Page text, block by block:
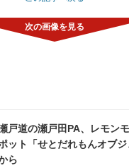
戸道の瀬戸田PA、レモン
ット「せとだれもんオブ
ら